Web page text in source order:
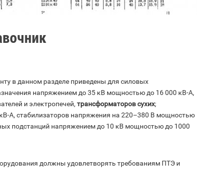
в данном разделе приведены для силовых
напряжением до 35 кВ мощностью до 16 000 кВ-А,
и электропечей, трансформаторов сухих;
А, стабилизаторов напряжения на 220–380 В мощностью
подстанций напряжением до 10 кВ мощностью до 1000
должны удовлетворять требованиям ПТЭ и